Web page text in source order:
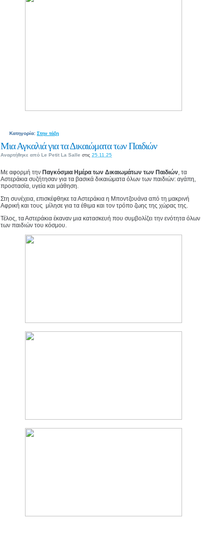
Κατηγορία: Στην τάξη
Μια Αγκαλιά για τα Δικαιώματα των Παιδιών
Αναρτήθηκε από Le Petit La Salle στις 25.11.25
Με αφορμή την Παγκόσμια Ημέρα των Δικαιωμάτων των Παιδιών, τα
Αστεράκια συζήτησαν για τα βασικά δικαιώματα όλων των παιδιών: αγάπη,
προστασία, υγεία και μάθηση.
Στη συνέχεια, επισκέφθηκε τα Αστεράκια η Μποντζουάνα από τη μακρινή
Αφρική και τους μίλησε για τα έθιμα και τον τρόπο ζωης της χώρας της.
Τέλος, τα Αστεράκια έκαναν μια κατασκευή που συμβολίζει την ενότητα όλων
των παιδιών του κόσμου.